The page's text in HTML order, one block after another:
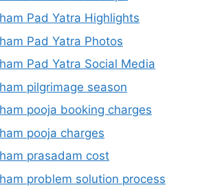
Pad Yatra Highlights
Pad Yatra Photos
Pad Yatra Social Media
pilgrimage season
pooja booking charges
pooja charges
prasadam cost
problem solution process